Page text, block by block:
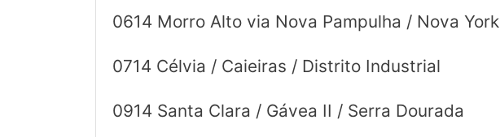
0614 Morro Alto via Nova Pampulha / Nova York
0714 Célvia / Caieiras / Distrito Industrial
0914 Santa Clara / Gávea II / Serra Dourada